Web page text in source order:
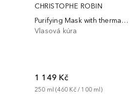
CHRISTOPHE ROBIN
Purifying Mask with thermal mud
Vlasová kúra
1 149 Kč
250 ml (460 Kč / 100 ml )